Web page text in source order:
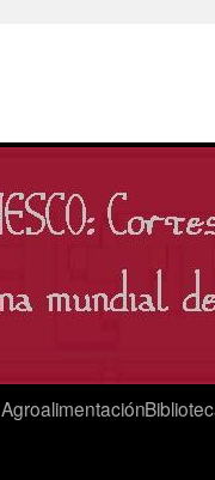
Agroalimentación